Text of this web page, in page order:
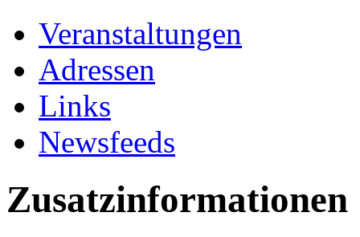
Veranstaltungen
Adressen
Links
Newsfeeds
Zusatzinformationen